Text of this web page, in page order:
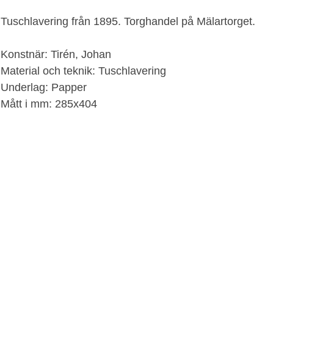
Tuschlavering från 1895. Torghandel på Mälartorget.
Konstnär: Tirén, Johan
Material och teknik: Tuschlavering
Underlag: Papper
Mått i mm: 285x404